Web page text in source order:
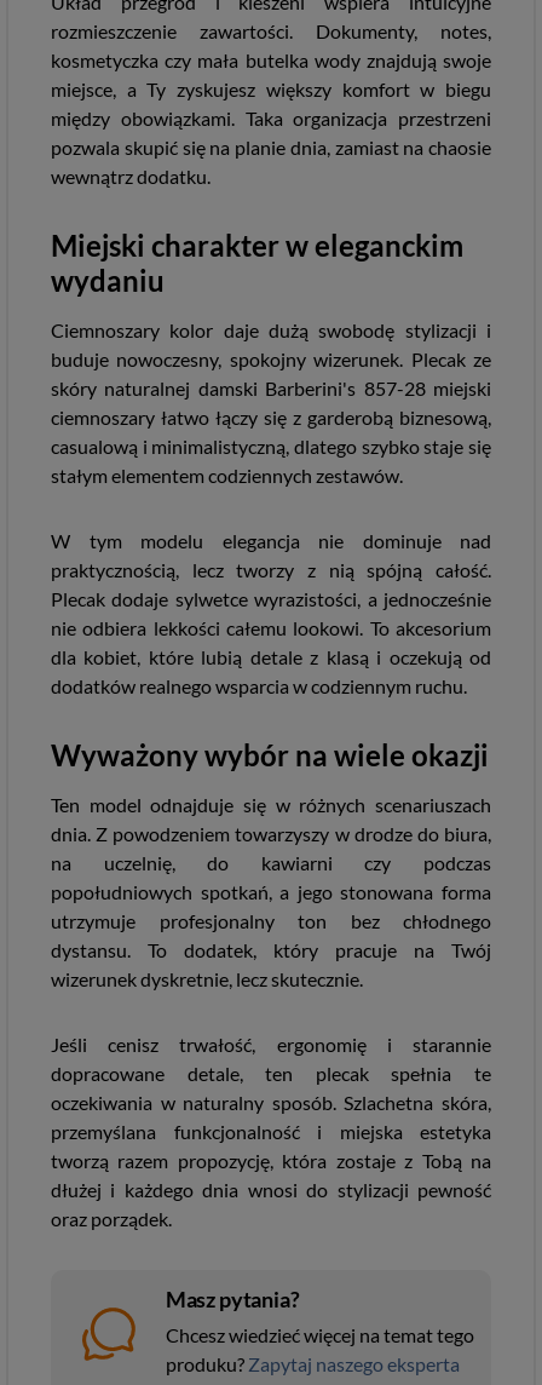
rozmieszczenie zawartości. Dokumenty, notes,
kosmetyczka czy mała butelka wody znajdują swoje
miejsce, a Ty zyskujesz większy komfort w biegu
między obowiązkami. Taka organizacja przestrzeni
pozwala skupić się na planie dnia, zamiast na chaosie
wewnątrz dodatku.
Miejski charakter w eleganckim
wydaniu
Ciemnoszary kolor daje dużą swobodę stylizacji i
buduje nowoczesny, spokojny wizerunek. Plecak ze
skóry naturalnej damski Barberini's 857-28 miejski
ciemnoszary łatwo łączy się z garderobą biznesową,
casualową i minimalistyczną, dlatego szybko staje się
stałym elementem codziennych zestawów.
W tym modelu elegancja nie dominuje nad
praktycznością, lecz tworzy z nią spójną całość.
Plecak dodaje sylwetce wyrazistości, a jednocześnie
nie odbiera lekkości całemu lookowi. To akcesorium
dla kobiet, które lubią detale z klasą i oczekują od
dodatków realnego wsparcia w codziennym ruchu.
Wyważony wybór na wiele okazji
Ten model odnajduje się w różnych scenariuszach
dnia. Z powodzeniem towarzyszy w drodze do biura,
na uczelnię, do kawiarni czy podczas
popołudniowych spotkań, a jego stonowana forma
utrzymuje profesjonalny ton bez chłodnego
dystansu. To dodatek, który pracuje na Twój
wizerunek dyskretnie, lecz skutecznie.
Jeśli cenisz trwałość, ergonomię i starannie
dopracowane detale, ten plecak spełnia te
oczekiwania w naturalny sposób. Szlachetna skóra,
przemyślana funkcjonalność i miejska estetyka
tworzą razem propozycję, która zostaje z Tobą na
dłużej i każdego dnia wnosi do stylizacji pewność
oraz porządek.
Masz pytania?
Chcesz wiedzieć więcej na temat tego
produku? Zapytaj naszego eksperta